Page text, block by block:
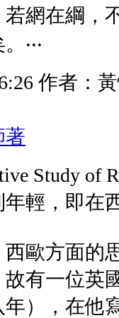
網在綱，
‧‧‧
作者：
Study of
輕，即在
歐方面的
有一位英
），在他